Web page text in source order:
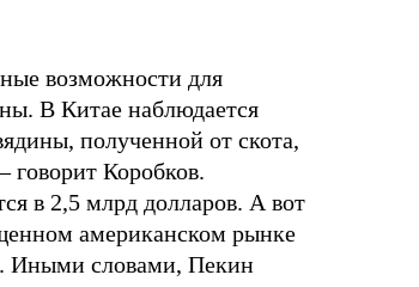
возможности для
В Китае наблюдается
полученной от скота,
говорит Коробков.
в 2,5 млрд долларов. А вот
американском рынке
Иными словами, Пекин